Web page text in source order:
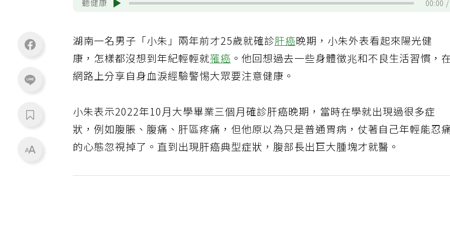
聽健康 00:00
湖南一名男子「小朱」兩年前才25歲就確診肝癌晚期，小朱外表看起來陽光健
康，怎樣都沒想到年紀輕輕就罹癌 。他回想過去一些身體徵兆和不良生活習慣，
網路上分享自身血淚經驗警惕大眾要注意健康。
小朱表示2022年10月大學畢業三個月確診肝癌晚期，當時在學就出現過很多症
狀，例如腹脹、腹痛、肝區疼痛，但他原以為只是普通胃病，仗著自己年輕能忍痛
的心態忽視掉了。直到出現肝癌典型症狀，腹部長出巨大腫塊才就醫。